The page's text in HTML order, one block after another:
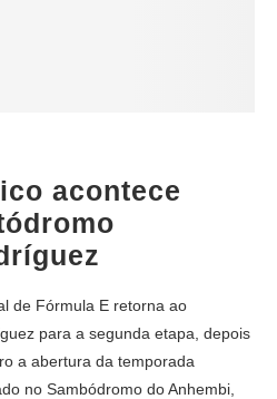
acontece
de Fórmula E retorna ao
para a segunda etapa, depois
a abertura da temporada
no Sambódromo do Anhembi,